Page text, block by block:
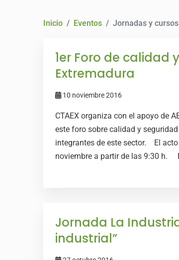
Inicio Eventos Jornadas y cursos
1er Foro de calidad
Extremadura
10 noviembre 2016
CTAEX organiza con el apoyo de
este foro sobre calidad y
integrantes de este sector. El acto
noviembre a partir de las 9:30 h.
Jornada La
industrial”